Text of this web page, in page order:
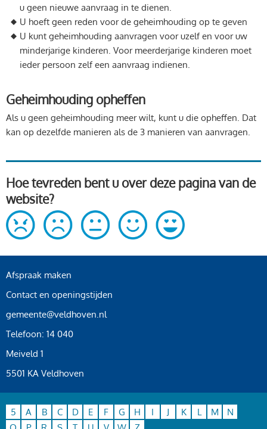
u geen nieuwe aanvraag in te dienen.
U hoeft geen reden voor de geheimhouding op te geven
U kunt geheimhouding aanvragen voor uzelf en voor uw
minderjarige kinderen. Voor meerderjarige kinderen moet
ieder persoon zelf een aanvraag indienen.
Geheimhouding opheffen
Als u geen geheimhouding meer wilt, kunt u die opheffen. Dat
kan op dezelfde manieren als de 3 manieren van aanvragen.
Hoe tevreden bent u over deze pagina van de
website?
Afspraak maken
Contact en openingstijden
gemeente@veldhoven.nl
Telefoon: 14 040
Meiveld 1
5501 KA Veldhoven
5 A B C D E F G H I J K L M
N